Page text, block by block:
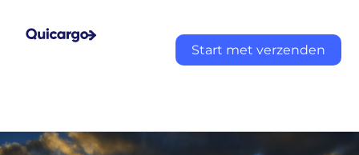
Start met verzenden